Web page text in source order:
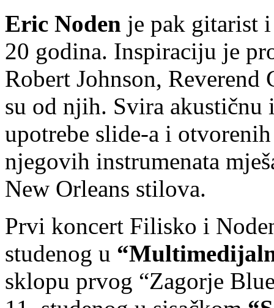
Eric Noden je pak gitarist
20 godina. Inspiraciju je
Robert Johnson,
su od njih. Svira akustičnu
upotrebe slide-a i
njegovih instrumenata
New Orleans stilova.
Prvi koncert Filisko i
studenog u
sklopu prvog “Zagorje